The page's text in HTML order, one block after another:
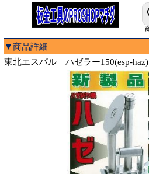
▼商品詳細
東北エスパル ハゼラー150(esp-haz)